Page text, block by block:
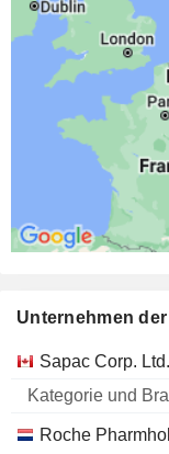
Unternehmen
Name
Kategorie
Branche
Sapac Corp. Ltd.
Roche